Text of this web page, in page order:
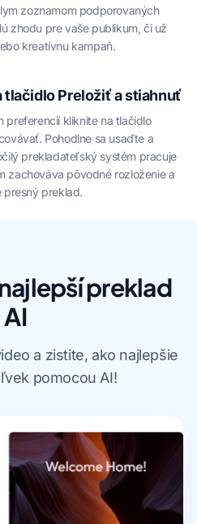
zoznamom podporovaných
zhodu pre vaše publikum, či už
kreatívnu kampaň.
tlačidlo Preložiť a stiahnuť
preferencií kliknite na tlačidlo
Pohodlne sa usaďte a
prekladateľský systém pracuje
zachováva pôvodné rozloženie a
presný preklad.
preklad
AI
a zistite, ako najlepšie
pomocou AI!